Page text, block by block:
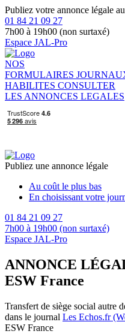
Publiez votre annonce légale
01 84 21 09 27
7h00 à 19h00 (non surtaxé)
Espace JAL-Pro
NOS
FORMULAIRES
HABILITES CONSULTER
LES ANNONCES LEGALES
Publiez une annonce légale
Au coût le plus bas
En choisissant votre
01 84 21 09 27
7h00 à 19h00 (non surtaxé)
Espace JAL-Pro
ANNONCE
ESW France
Transfert de siège social autre
dans le journal Les Echos.fr
ESW France